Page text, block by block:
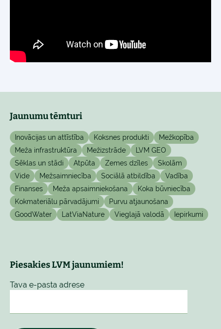
Jaunumu tēmturi
Inovācijas un attīstība Koksnes produkti
Mežkopība
Meža infrastruktūra
Mežizstrāde
LVM GEO
Sēklas un stādi
Atpūta Zemes dzīles
Skolām
Vide
Mežsaimniecība Sociālā atbildība
Vadība
Finanses
Meža apsaimniekošana
Koka būvniecība
Kokmateriālu pārvadājumi
Purvu atjaunošana
GoodWater
LatViaNature Vieglajā valodā Iepirkumi
Piesakies LVM jaunumiem!
Tava e-pasta adrese